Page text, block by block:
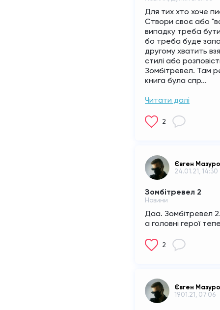
Для тих хто хоче
Створи своє або
випадку треба
бо треба буде
другому хватить
стилі або
Зомбітревел. Там
книга була спр...
Читати далі
2
Євген
24.01.21, 14:30
Зомбітревел 2
Новини
Даа. Зомбітревел
а головні герої
2
Євген
19.01.21, 07:06